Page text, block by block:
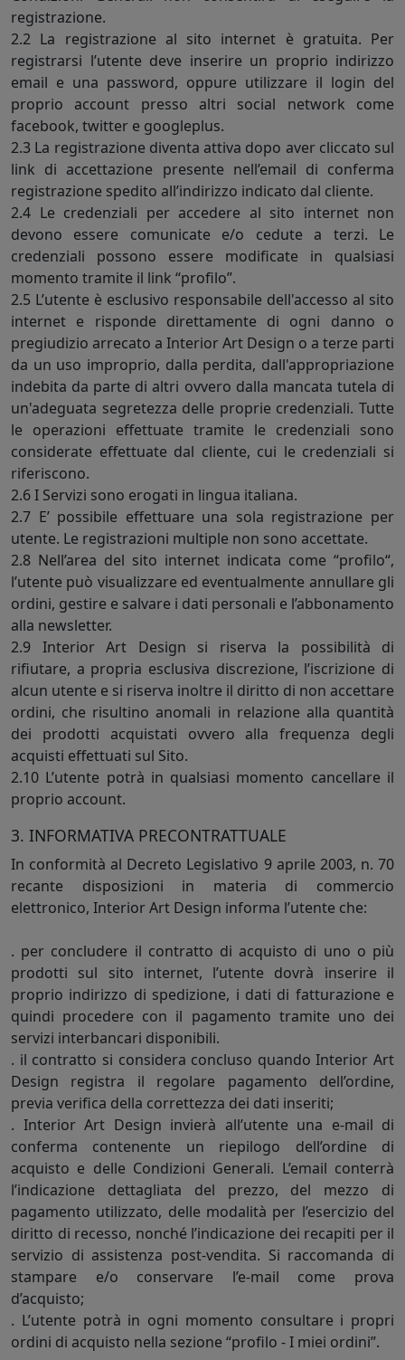
registrazione.
2.2 La registrazione al sito internet è gratuita. Per
registrarsi l’utente deve inserire un proprio indirizzo
email e una password, oppure utilizzare il login del
proprio account presso altri social network come
facebook, twitter e googleplus.
2.3 La registrazione diventa attiva dopo aver cliccato sul
link di accettazione presente nell’email di conferma
registrazione spedito all’indirizzo indicato dal cliente.
2.4 Le credenziali per accedere al sito internet non
devono essere comunicate e/o cedute a terzi. Le
credenziali possono essere modificate in qualsiasi
momento tramite il link “profilo”.
2.5 L’utente è esclusivo responsabile dell'accesso al sito
internet e risponde direttamente di ogni danno o
pregiudizio arrecato a Interior Art Design o a terze parti
da un uso improprio, dalla perdita, dall'appropriazione
indebita da parte di altri ovvero dalla mancata tutela di
un'adeguata segretezza delle proprie credenziali. Tutte
le operazioni effettuate tramite le credenziali sono
considerate effettuate dal cliente, cui le credenziali si
riferiscono.
2.6 I Servizi sono erogati in lingua italiana.
2.7 E’ possibile effettuare una sola registrazione per
utente. Le registrazioni multiple non sono accettate.
2.8 Nell’area del sito internet indicata come “profilo“,
l’utente può visualizzare ed eventualmente annullare gli
ordini, gestire e salvare i dati personali e l’abbonamento
alla newsletter.
2.9 Interior Art Design si riserva la possibilità di
rifiutare, a propria esclusiva discrezione, l’iscrizione di
alcun utente e si riserva inoltre il diritto di non accettare
ordini, che risultino anomali in relazione alla quantità
dei prodotti acquistati ovvero alla frequenza degli
acquisti effettuati sul Sito.
2.10 L’utente potrà in qualsiasi momento cancellare il
proprio account.
3. INFORMATIVA PRECONTRATTUALE
In conformità al Decreto Legislativo 9 aprile 2003, n. 70
recante disposizioni in materia di commercio
elettronico, Interior Art Design informa l’utente che:
. per concludere il contratto di acquisto di uno o più
prodotti sul sito internet, l’utente dovrà inserire il
proprio indirizzo di spedizione, i dati di fatturazione e
quindi procedere con il pagamento tramite uno dei
servizi interbancari disponibili.
. il contratto si considera concluso quando Interior Art
Design registra il regolare pagamento dell’ordine,
previa verifica della correttezza dei dati inseriti;
. Interior Art Design invierà all’utente una e-mail di
conferma contenente un riepilogo dell’ordine di
acquisto e delle Condizioni Generali. L’email conterrà
l’indicazione dettagliata del prezzo, del mezzo di
pagamento utilizzato, delle modalità per l’esercizio del
diritto di recesso, nonché l’indicazione dei recapiti per il
servizio di assistenza post-vendita. Si raccomanda di
stampare e/o conservare l’e-mail come prova
d’acquisto;
. L’utente potrà in ogni momento consultare i propri
ordini di acquisto nella sezione “profilo - I miei ordini”.